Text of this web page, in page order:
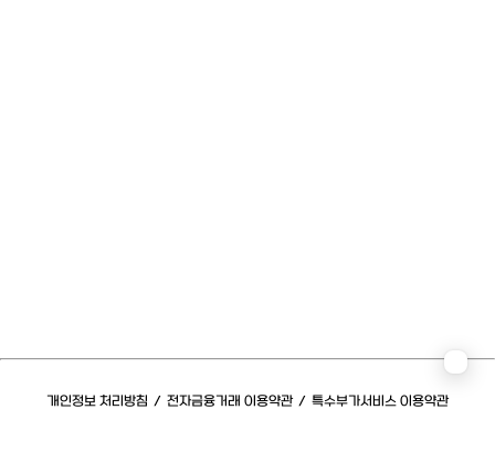
개인정보 처리방침 / 전자금융거래 이용약관 / 특수부가서비스 이용약관